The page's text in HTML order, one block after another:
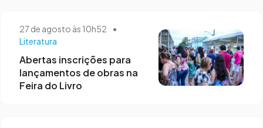
27 de agosto às 10h52
•
Literatura
Abertas inscrições para
lançamentos de obras na
Feira do Livro